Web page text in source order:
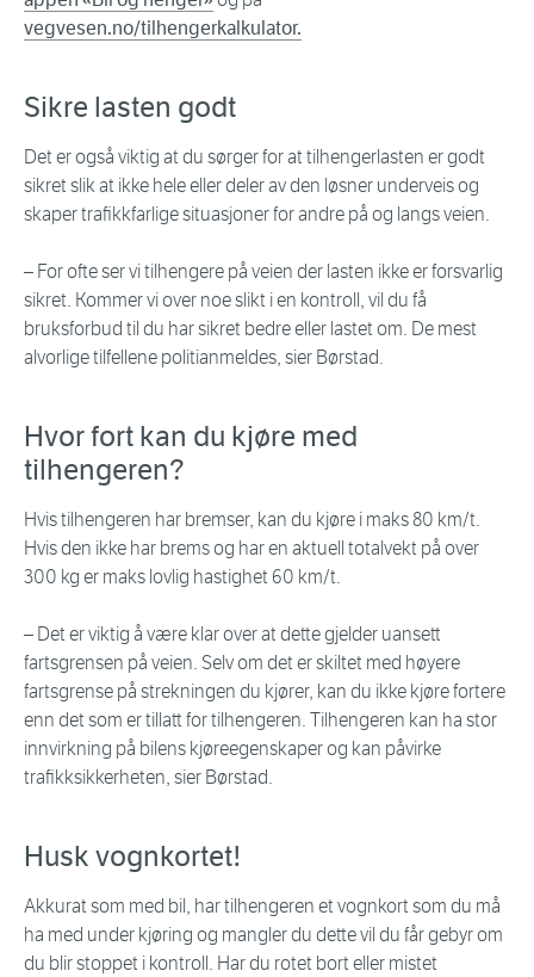
vegvesen.no/tilhengerkalkulator.
Sikre lasten godt
Det er også viktig at du sørger for at tilhengerlasten er godt
sikret slik at ikke hele eller deler av den løsner underveis og
skaper trafikkfarlige situasjoner for andre på og langs veien.
– For ofte ser vi tilhengere på veien der lasten ikke er forsvarlig
sikret. Kommer vi over noe slikt i en kontroll, vil du få
bruksforbud til du har sikret bedre eller lastet om. De mest
alvorlige tilfellene politianmeldes, sier Børstad.
Hvor fort kan du kjøre med
tilhengeren?
Hvis tilhengeren har bremser, kan du kjøre i maks 80 km/t.
Hvis den ikke har brems og har en aktuell totalvekt på over
300 kg er maks lovlig hastighet 60 km/t.
– Det er viktig å være klar over at dette gjelder uansett
fartsgrensen på veien. Selv om det er skiltet med høyere
fartsgrense på strekningen du kjører, kan du ikke kjøre fortere
enn det som er tillatt for tilhengeren. Tilhengeren kan ha stor
innvirkning på bilens kjøreegenskaper og kan påvirke
trafikksikkerheten, sier Børstad.
Husk vognkortet!
Akkurat som med bil, har tilhengeren et vognkort som du må
ha med under kjøring og mangler du dette vil du får gebyr om
du blir stoppet i kontroll. Har du rotet bort eller mistet